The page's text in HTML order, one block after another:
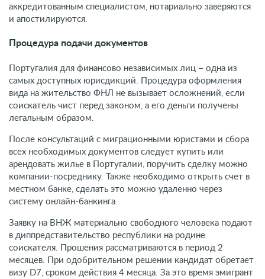
аккредитованным специалистом, нотариально заверяются
и апостилируются.
Процедура подачи документов
Португалия для финансово независимых лиц – одна из
самых доступных юрисдикций. Процедура оформления
вида на жительство ФНЛ не вызывает осложнений, если
соискатель чист перед законом, а его деньги получены
легальным образом.
После консультаций с миграционными юристами и сбора
всех необходимых документов следует купить или
арендовать жилье в Португалии, поручить сделку можно
компании-посреднику. Также необходимо открыть счет в
местном банке, сделать это можно удаленно через
систему онлайн-банкинга.
Заявку на ВНЖ материально свободного человека подают
в диппредставительство республики на родине
соискателя. Прошения рассматриваются в период 2
месяцев. При одобрительном решении кандидат обретает
визу D7, сроком действия 4 месяца. За это время эмигрант